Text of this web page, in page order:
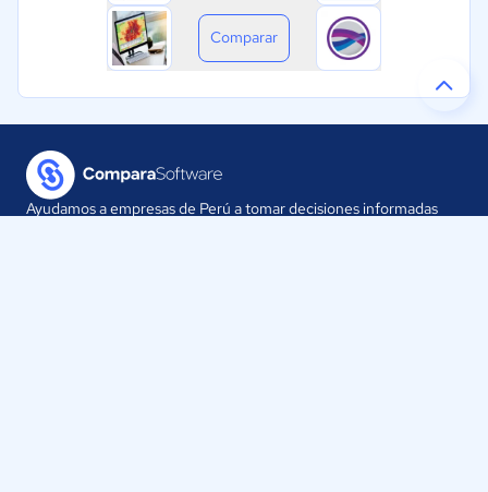
Comparar
Ayudamos a empresas de Perú a tomar decisiones informadas